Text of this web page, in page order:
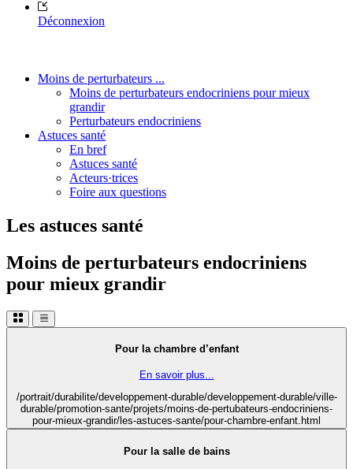
Déconnexion
Moins de perturbateurs ...
Moins de perturbateurs endocriniens pour mieux
grandir
Perturbateurs endocriniens
Astuces santé
En bref
Astuces santé
Acteurs·trices
Foire aux questions
Les astuces santé
Moins de perturbateurs endocriniens
pour mieux grandir
Pour la chambre d’enfant
En savoir plus...
/portrait/durabilite/developpement-durable/developpement-durable/ville-
durable/promotion-sante/projets/moins-de-pertubateurs-endocriniens-
pour-mieux-grandir/les-astuces-sante/pour-chambre-enfant.html
Pour la salle de bains